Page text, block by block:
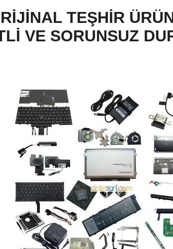
RİJİNAL TEŞHİR
VE SORUNSUZ